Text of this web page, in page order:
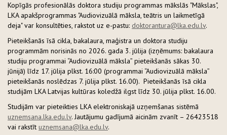
Kopīgās profesionālās doktora studiju programmas mākslās "Mākslas",
LKA apakšprogrammas "Audiovizuālā māksla, teātris un laikmetīgā
deja" var konsultēties, rakstot uz e-pastu: doktorantura@lka.edu.lv.
Pieteikšanās īsā cikla, bakalaura, maģistra un doktora studiju
programmām norisinās no 2026. gada 3. jūlija (izņēmums: bakalaura
studiju programmai “Audiovizuālā māksla” pieteikšanās sākas 30.
jūnijā) līdz 17. jūlija plkst. 16:00 (programmai “Audiovizuālā māksla”
pieteikšanās noslēdzas 7. jūlija plkst. 16.00). Pieteikšanās īsā cikla
studijām LKA Latvijas kultūras koledžā ilgst līdz 30. jūlija plkst. 16.00.
Studijām var pieteikties LKA elektroniskajā uzņemšanas sistēmā
uznemsana.lka.edu.lv. Jautājumu gadījumā aicinām zvanīt – 26423518
vai rakstīt uznemsana@lka.edu.lv.